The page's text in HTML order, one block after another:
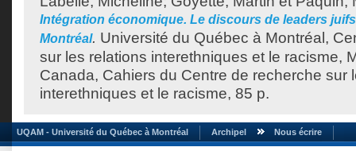
Intégration économique. Le discours de leaders
Montréal. Université du Québec à Montréal,
sur les relations interethniques et le racisme,
Canada, Cahiers du Centre de recherche sur
interethniques et le racisme, 85 p.
UQAM - Université du Québec à Montréal Archipel Nous écrire